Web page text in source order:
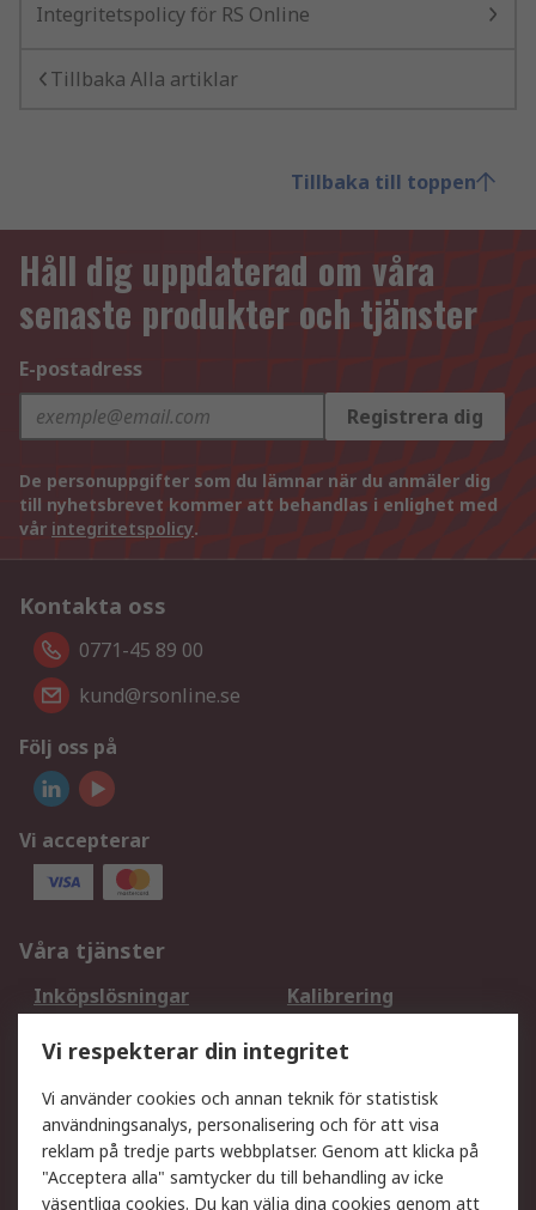
Integritetspolicy för RS Online
Tillbaka Alla artiklar
Tillbaka till toppen
Håll dig uppdaterad om våra
senaste produkter och tjänster
E-postadress
Registrera dig
De personuppgifter som du lämnar när du anmäler dig
till nyhetsbrevet kommer att behandlas i enlighet med
vår integritetspolicy.
Kontakta oss
0771-45 89 00
kund@rsonline.se
Följ oss på
Vi accepterar
Våra tjänster
Inköpslösningar
Kalibrering
DesignSpark
Teknisk Support
Ditt lokala säljteam
Exportlösningar
Support
Få hjälp Retur av varor
Vi respekterar din integritet
Vi använder cookies och annan teknik för statistisk
användningsanalys, personalisering och för att visa
reklam på tredje parts webbplatser. Genom att klicka på
"Acceptera alla" samtycker du till behandling av icke
väsentliga cookies. Du kan välja dina cookies genom att